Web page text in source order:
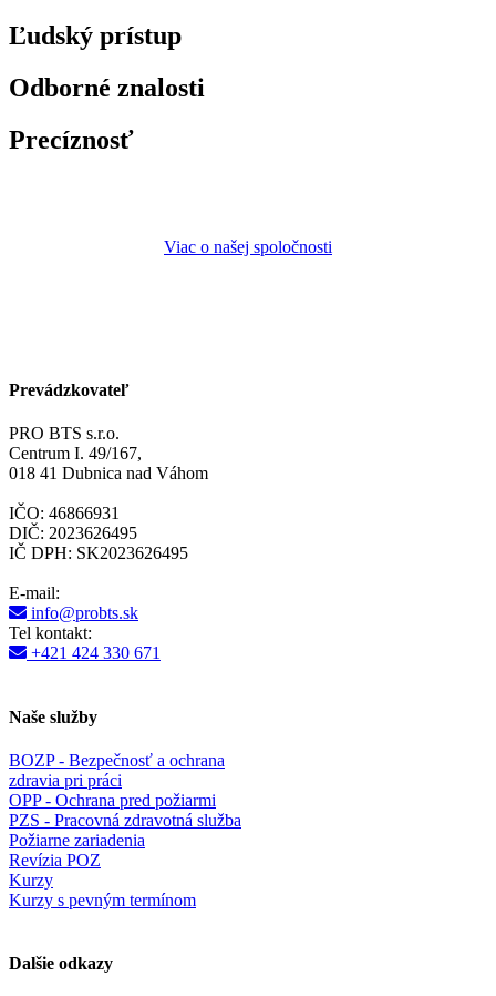
Ľudský prístup
Odborné znalosti
Precíznosť
Viac o našej spoločnosti
Prevádzkovateľ
PRO BTS s.r.o.
Centrum I. 49/167,
018 41 Dubnica nad Váhom
IČO: 46866931
DIČ: 2023626495
IČ DPH: SK2023626495
E-mail:
info@probts.sk
Tel kontakt:
+421 424 330 671
Naše služby
BOZP - Bezpečnosť a ochrana
zdravia pri práci
OPP - Ochrana pred požiarmi
PZS - Pracovná zdravotná služba
Požiarne zariadenia
Revízia POZ
Kurzy
Kurzy s pevným termínom
Dalšie odkazy